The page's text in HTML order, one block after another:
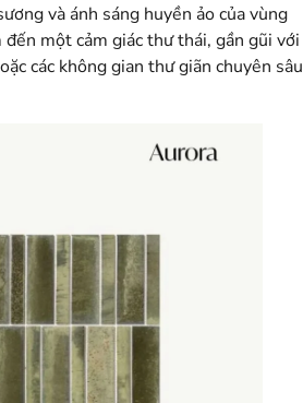
và ánh sáng huyền ảo của vùng
đến một cảm giác thư thái, gần gũi với
các không gian thư giãn chuyên sâu